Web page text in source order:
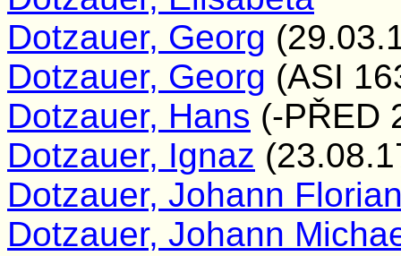
Dotzauer, Georg
Dotzauer, Georg (ASI
Dotzauer, Hans (-PŘED
Dotzauer, Ignaz
Dotzauer, Johann
Dotzauer, Johann